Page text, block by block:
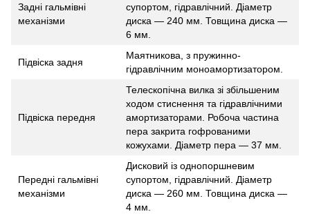
Задні гальмівні
механізми
супортом, гідравлічний. Діаметр
диска — 240 мм. Товщина диска —
6 мм.
Підвіска задня
Маятникова, з пружинно-
гідравлічним моноамортизатором.
Підвіска передня
Телескопічна вилка зі збільшеним
ходом стиснення та гідравлічними
амортизаторами. Робоча частина
пера закрита гофрованими
кожухами. Діаметр пера — 37 мм.
Передні гальмівні
механізми
Дисковий із однопоршневим
супортом, гідравлічний. Діаметр
диска — 260 мм. Товщина диска —
4 мм.